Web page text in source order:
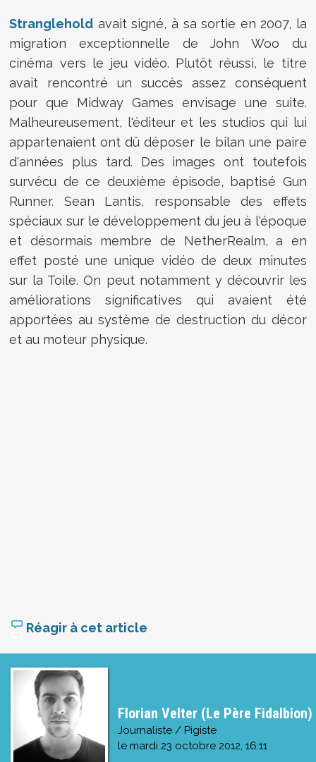
Stranglehold avait signé, à sa sortie en 2007, la
migration exceptionnelle de John Woo du
cinéma vers le jeu vidéo. Plutôt réussi, le titre
avait rencontré un succès assez conséquent
pour que Midway Games envisage une suite.
Malheureusement, l'éditeur et les studios qui lui
appartenaient ont dû déposer le bilan une paire
d'années plus tard. Des images ont toutefois
survécu de ce deuxième épisode, baptisé Gun
Runner. Sean Lantis, responsable des effets
spéciaux sur le développement du jeu à l'époque
et désormais membre de NetherRealm, a en
effet posté une unique vidéo de deux minutes
sur la Toile. On peut notamment y découvrir les
améliorations significatives qui avaient été
apportées au système de destruction du décor
et au moteur physique.
Réagir à cet article
Florian Velter (Le Père Fidalbion)
Journaliste / Pigiste
le mardi 23 octobre 2012, 16:11